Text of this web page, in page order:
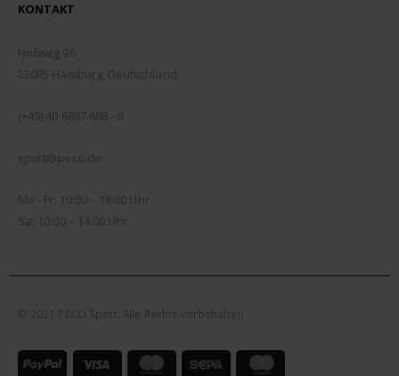
KONTAKT
Hofweg 96
22085 Hamburg, Deutschland
(+49) 40 6887 688 - 0
sport@peco.de
Mo - Fr: 10:00 – 18:00 Uhr
Sa: 10:00 – 14:00 Uhr
© 2021 PECO Sport, Alle Rechte vorbehalten.